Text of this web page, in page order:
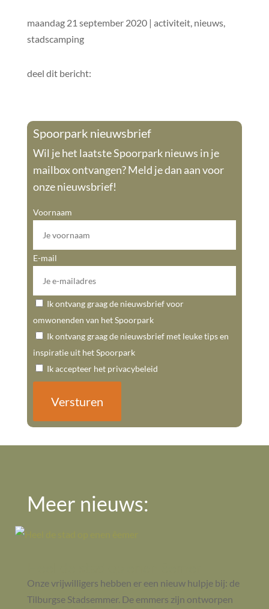
maandag 21 september 2020| activiteit, nieuws,
stadscamping
deel dit bericht:
Spoorpark nieuwsbrief
Wil je het laatste Spoorpark nieuws in je
mailbox ontvangen? Meld je dan aan voor
onze nieuwsbrief!
Voornaam
E-mail
Ik ontvang graag de nieuwsbrief voor
omwonenden van het Spoorpark
Ik ontvang graag de nieuwsbrief met leuke tips en
inspiratie uit het Spoorpark
Ik accepteer het privacybeleid
Meer nieuws:
Onze vrijwilligers hebben er een nieuw hulpje bij: de
Tilburgse Stadsemmer. De emmers zijn ontworpen